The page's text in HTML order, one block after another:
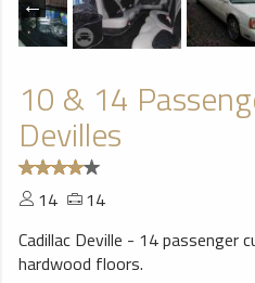
10 & 14
Devilles
14
14
Cadillac Deville - 14 passenger
hardwood floors.